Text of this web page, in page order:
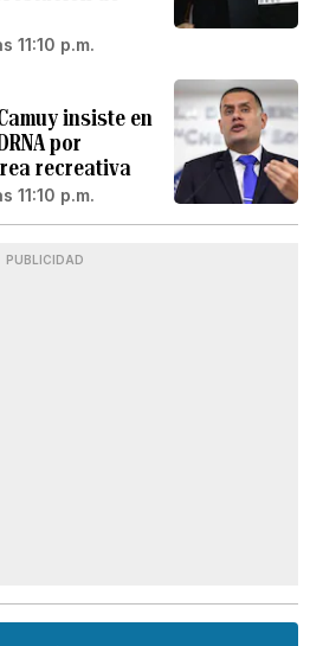
11:10 p.m.
insiste en
por
recreativa
11:10 p.m.
PUBLICIDAD